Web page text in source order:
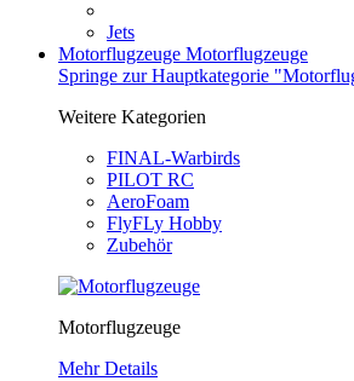
Jets
Motorflugzeuge Motorflugzeuge
Springe zur Hauptkategorie
Weitere Kategorien
FINAL-Warbirds
PILOT RC
AeroFoam
FlyFLy Hobby
Zubehör
Motorflugzeuge
Mehr Details